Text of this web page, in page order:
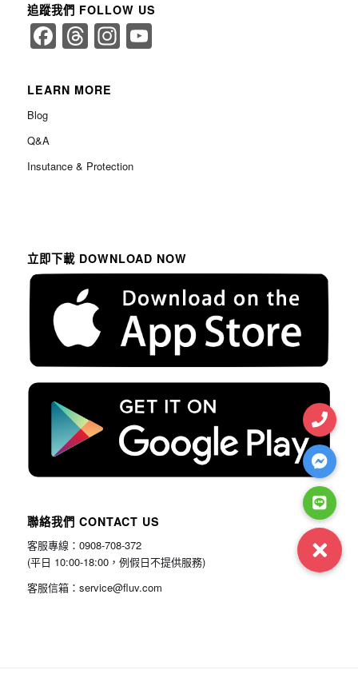
追蹤我們 FOLLOW US
Facebook
Threads
Instagram
YouTube
LEARN MORE
Blog
Q&A
Insutance & Protection
立即下載 DOWNLOAD NOW
聯絡我們 CONTACT US
客服專線：0908-708-372
(平日 10:00-18:00，例假日不提供服務)
客服信箱：service@fluv.com